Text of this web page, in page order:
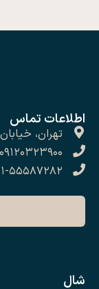
شال
اطلاعات تماس
تهران، خیابان
۰۹۱۲۰۳۲۳۹۰۰
۰۲۱-